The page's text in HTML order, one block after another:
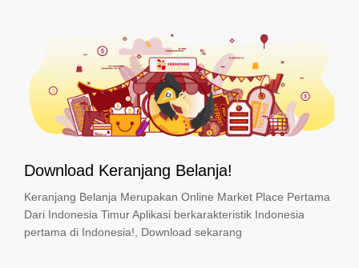
Download Keranjang Belanja!
Keranjang Belanja Merupakan Online Market Place Pertama
Dari Indonesia Timur Aplikasi berkarakteristik Indonesia
pertama di Indonesia!, Download sekarang